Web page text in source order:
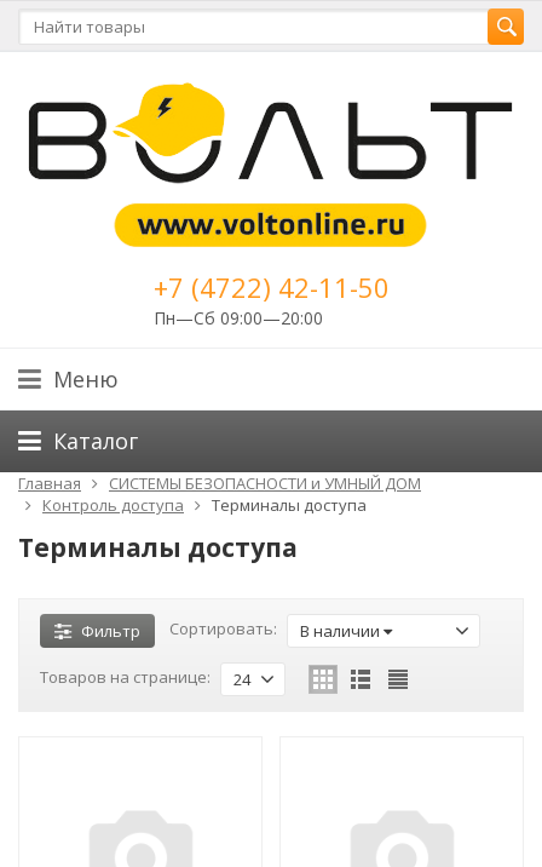
+7 (4722) 42-11-50
Пн—Сб 09:00—20:00
Меню
Каталог
Главная
СИСТЕМЫ БЕЗОПАСНОСТИ и УМНЫЙ ДОМ
Контроль доступа
Терминалы доступа
Терминалы доступа
Фильтр Сортировать: В наличии
Товаров на странице: 24